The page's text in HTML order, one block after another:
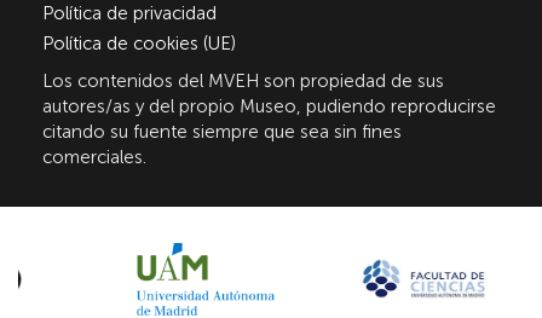
Política de privacidad
Política de cookies (UE)
Los contenidos del MVEH son propiedad de sus
autores/as y del propio Museo, pudiendo reproducirse
citando su fuente siempre que sea sin fines
comerciales.